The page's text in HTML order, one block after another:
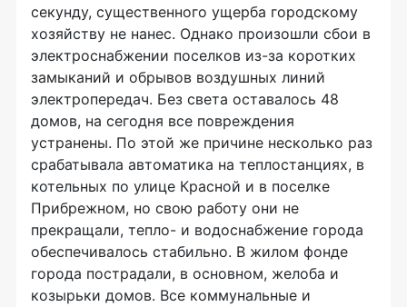
секунду, существенного ущерба городскому
хозяйству не нанес. Однако произошли сбои в
электроснабжении поселков из-за коротких
замыканий и обрывов воздушных линий
электропередач. Без света оставалось 48
домов, на сегодня все повреждения
устранены. По этой же причине несколько раз
срабатывала автоматика на теплостанциях, в
котельных по улице Красной и в поселке
Прибрежном, но свою работу они не
прекращали, тепло- и водоснабжение города
обеспечивалось стабильно. В жилом фонде
города пострадали, в основном, желоба и
козырьки домов. Все коммунальные и